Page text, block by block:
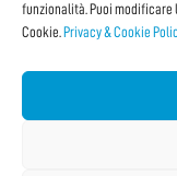
funzionalità. Puoi modificare
Cookie. Privacy & Cookie